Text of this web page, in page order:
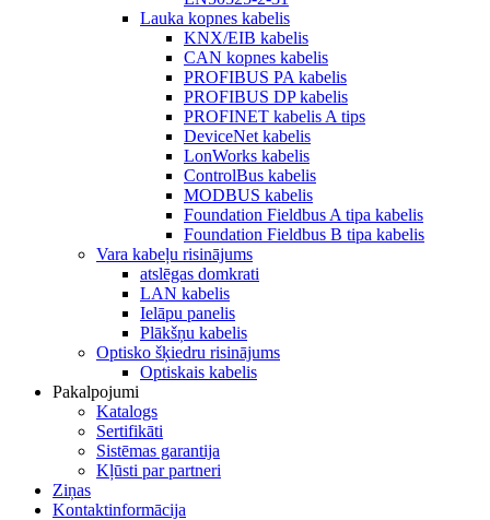
Lauka kopnes kabelis
KNX/EIB kabelis
CAN kopnes kabelis
PROFIBUS PA kabelis
PROFIBUS DP kabelis
PROFINET kabelis A tips
DeviceNet kabelis
LonWorks kabelis
ControlBus kabelis
MODBUS kabelis
Foundation Fieldbus A tipa kabelis
Foundation Fieldbus B tipa kabelis
Vara kabeļu risinājums
atslēgas domkrati
LAN kabelis
Ielāpu panelis
Plākšņu kabelis
Optisko šķiedru risinājums
Optiskais kabelis
Pakalpojumi
Katalogs
Sertifikāti
Sistēmas garantija
Kļūsti par partneri
Ziņas
Kontaktinformācija